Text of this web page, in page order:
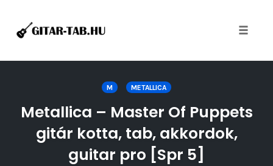
M METALLICA
Metallica – Master Of Puppets
gitár kotta, tab, akkordok,
guitar pro [Spr 5]